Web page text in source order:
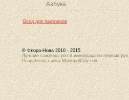
Азбука
Вход для партнеров
© Флора-Нова 2010 - 2015
Лучшие саженцы роз и винограда из первых рук
Разработка сайта MariupolCity.com